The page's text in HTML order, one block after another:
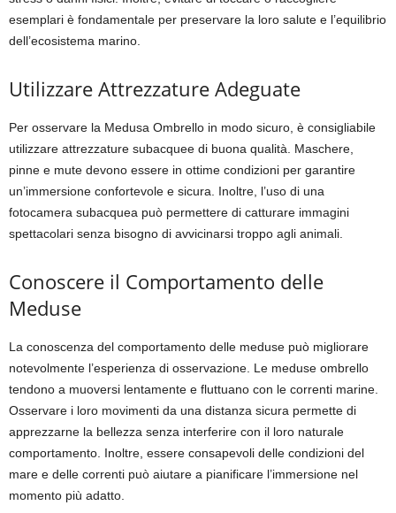
esemplari è fondamentale per preservare la loro salute e l’equilibrio
dell’ecosistema marino.
Utilizzare Attrezzature Adeguate
Per osservare la Medusa Ombrello in modo sicuro, è consigliabile
utilizzare attrezzature subacquee di buona qualità. Maschere,
pinne e mute devono essere in ottime condizioni per garantire
un’immersione confortevole e sicura. Inoltre, l’uso di una
fotocamera subacquea può permettere di catturare immagini
spettacolari senza bisogno di avvicinarsi troppo agli animali.
Conoscere il Comportamento delle
Meduse
La conoscenza del comportamento delle meduse può migliorare
notevolmente l’esperienza di osservazione. Le meduse ombrello
tendono a muoversi lentamente e fluttuano con le correnti marine.
Osservare i loro movimenti da una distanza sicura permette di
apprezzarne la bellezza senza interferire con il loro naturale
comportamento. Inoltre, essere consapevoli delle condizioni del
mare e delle correnti può aiutare a pianificare l’immersione nel
momento più adatto.